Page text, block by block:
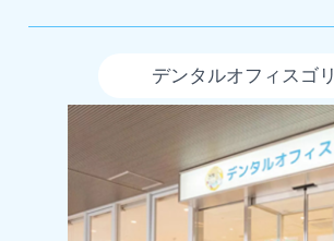
デンタルオフィスゴリ